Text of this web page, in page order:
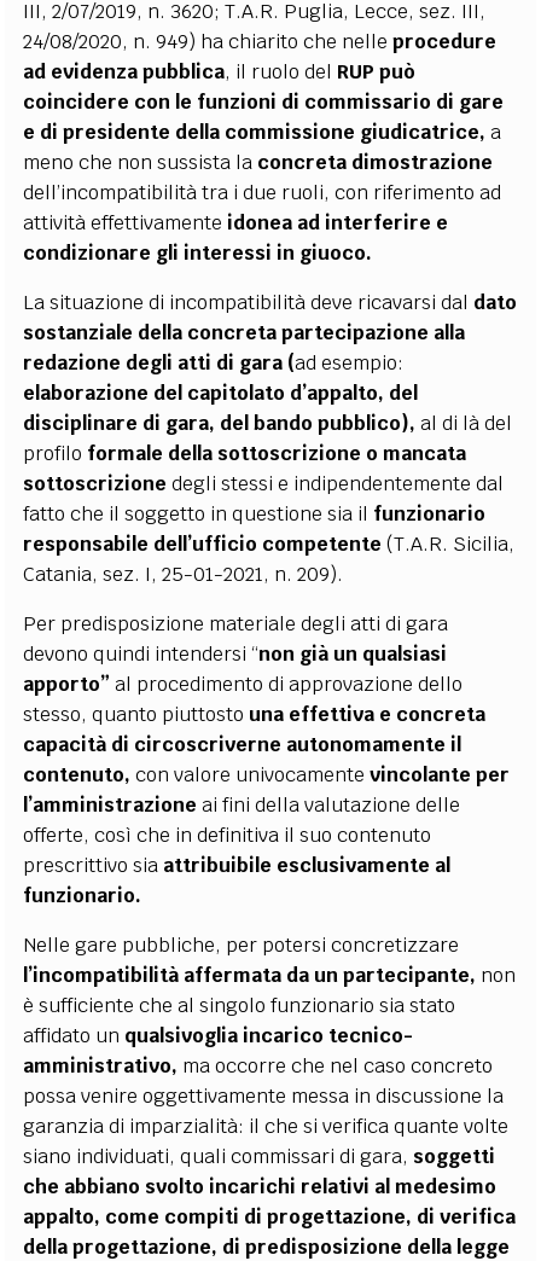
III, 2/07/2019, n. 3620; T.A.R. Puglia, Lecce, sez. III,
24/08/2020, n. 949) ha chiarito che nelleprocedure
ad evidenza pubblica, il ruolo del RUP può
coincidere con le funzioni di commissario di gare
e di presidente della commissione giudicatrice, a
meno che non sussista la concreta dimostrazione
dell’incompatibilità tra i due ruoli, con riferimento ad
attività effettivamente idonea ad interferire e
condizionare gli interessi in giuoco.
La situazione di incompatibilità deve ricavarsi dal dato
sostanziale della concreta partecipazione alla
redazione degli atti di gara (ad esempio:
elaborazione del capitolato d’appalto, del
disciplinare di gara, del bando pubblico), al di là del
profilo formale della sottoscrizione o mancata
sottoscrizione degli stessi e indipendentemente dal
fatto che il soggetto in questione sia il funzionario
responsabile dell’ufficio competente (T.A.R. Sicilia,
Catania, sez. I, 25-01-2021, n. 209).
Per predisposizione materiale degli atti di gara
devono quindi intendersi “non già un qualsiasi
apporto” al procedimento di approvazione dello
stesso, quanto piuttosto una effettiva e concreta
capacità di circoscriverne autonomamente il
contenuto, con valore univocamentevincolante per
l’amministrazione ai fini della valutazione delle
offerte, così che in definitiva il suo contenuto
prescrittivo sia attribuibile esclusivamente al
funzionario.
Nelle gare pubbliche, per potersi concretizzare
l’incompatibilità affermata da un partecipante, non
è sufficiente che al singolo funzionario sia stato
affidato un qualsivoglia incarico tecnico-
amministrativo, ma occorre che nel caso concreto
possa venire oggettivamente messa in discussione la
garanzia di imparzialità: il che si verifica quante volte
siano individuati, quali commissari di gara, soggetti
che abbiano svolto incarichi relativi al medesimo
appalto, come compiti di progettazione, di verifica
della progettazione, di predisposizione della legge